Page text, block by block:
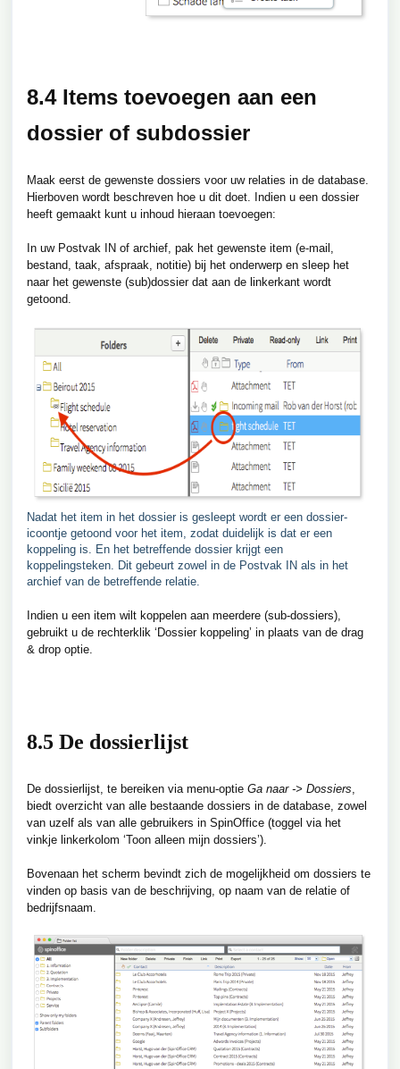
8.4 Items toevoegen aan een
dossier of subdossier
Maak eerst de gewenste dossiers voor uw relaties in de database.
Hierboven wordt beschreven hoe u dit doet. Indien u een dossier
heeft gemaakt kunt u inhoud hieraan toevoegen:
In uw Postvak IN of archief, pak het gewenste item (e-mail,
bestand, taak, afspraak, notitie) bij het onderwerp en sleep het
naar het gewenste (sub)dossier dat aan de linkerkant wordt
getoond.
Nadat het item in het dossier is gesleept wordt er een dossier-
icoontje getoond voor het item, zodat duidelijk is dat er een
koppeling is. En het betreffende dossier krijgt een
koppelingsteken. Dit gebeurt zowel in de Postvak IN als in het
archief van de betreffende relatie.
Indien u een item wilt koppelen aan meerdere (sub-dossiers),
gebruikt u de rechterklik ‘Dossier koppeling’ in plaats van de drag
& drop optie.
8.5 De dossierlijst
De dossierlijst, te bereiken via menu-optie Ga naar -> Dossiers,
biedt overzicht van alle bestaande dossiers in de database, zowel
van uzelf als van alle gebruikers in SpinOffice (toggel via het
vinkje linkerkolom ‘Toon alleen mijn dossiers’).
Bovenaan het scherm bevindt zich de mogelijkheid om dossiers te
vinden op basis van de beschrijving, op naam van de relatie of
bedrijfsnaam.